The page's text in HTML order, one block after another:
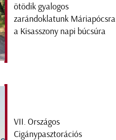
ötödik gyalogos
zarándoklatunk Máriapócsra
a Kisasszony napi búcsúra
VII. Országos
Cigánypasztorációs